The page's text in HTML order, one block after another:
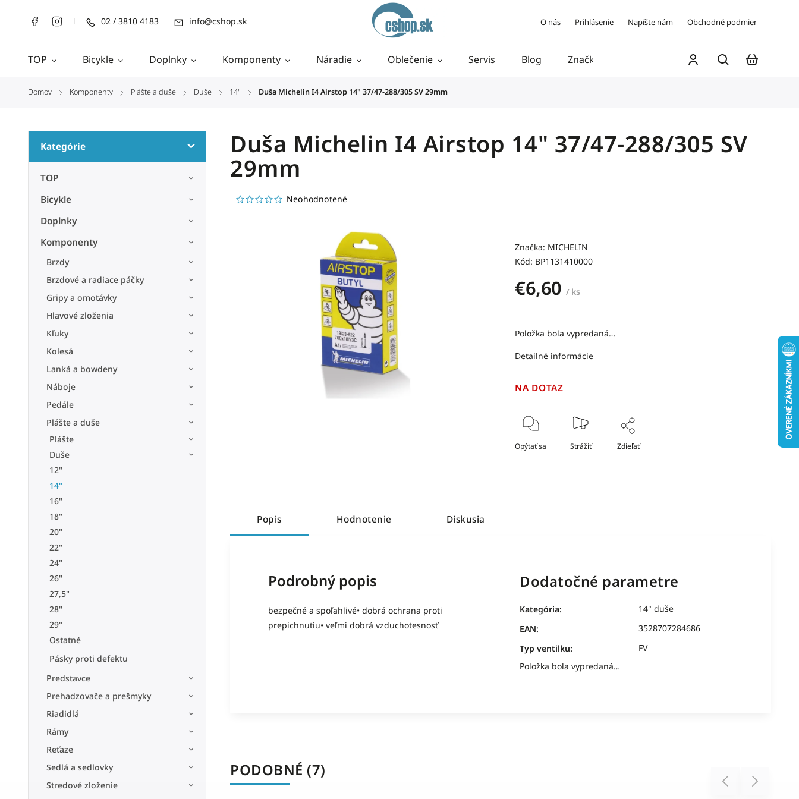
02 / 3810 4183 info@cshop.sk O nás Prihlásenie Napíšte nám Obchodné podmienky
TOP Bicykle Doplnky Komponenty Náradie Oblečenie Servis Blog Značky
Domov / Komponenty / Plášte a duše / Duše / 14" / Duša Michelin I4 Airstop 14" 37/47-288/305 SV 29mm
Kategórie
TOP
Bicykle
Doplnky
Komponenty
Brzdy
Brzdové a radiace páčky
Gripy a omotávky
Hlavové zloženia
Kľuky
Kolesá
Lanká a bowdeny
Náboje
Pedále
Plášte a duše
Plášte
Duše
12"
14"
16"
18"
20"
22"
24"
26"
27,5"
28"
29"
Ostatné
Pásky proti defektu
Predstavce
Prehadzovače a prešmyky
Riadidlá
Rámy
Reťaze
Sedlá a sedlovky
Stredové zloženie
Duša Michelin I4 Airstop 14" 37/47-288/305 SV
29mm
Neohodnotené
Kód: BP1131410000
Značka: MICHELIN
€6,60 / ks
NA DOTAZ
Položka bola vypredaná…
Detailné informácie
Opýtať sa Strážiť Zdieľať
Popis Hodnotenie Diskusia
Podrobný popis
bezpečné a spoľahlivé• dobrá ochrana proti
prepichnutiu• veľmi dobrá vzduchotesnosť
Dodatočné parametre
Kategória:
14" duše
EAN:
3528707284686
Typ ventilku:
FV
Položka bola vypredaná…
PODOBNÉ (7)
Previous Next